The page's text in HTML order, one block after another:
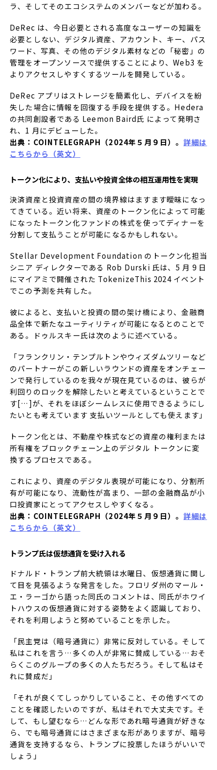
ラ、そしてそのエコシステムのメンバーなどが加わる。
DeRec は、今日必要とされる高度なユーザーの知識を
必要としない、デジタル資産、アカウント、キー、パス
ワード、写真、その他のデジタル素材などの「秘密」の
管理をオープンソースで提供することにより、Web3 を
よりアクセスしやすくするツールを開発している。
DeRec アプリはストレージを簡素化し、デバイスを紛
失した場合に情報を回復する手段を提供する。Hedera
の共同創設者である Leemon Baird氏 によって発明さ
れ、1 月にデビューした。
出典：COINTELEGRAPH（2024年５月９日）。 詳細は
こちらから（英文）
トークン化により、支払いや投資全体の相互運用性を実現
決済資産と投資資産の間の境界線はますます曖昧になっ
てきている。近い将来、資産のトークン化によって可能
になったトークン化ファンドの株式を使ってディナーを
分割して支払うことが可能になるかもしれない。
Stellar Development Foundation のトークン化担当
シニア ディレクターである Rob Durski 氏は、5 月 9 日
にマイアミで開催された TokenizeThis 2024 イベント
でこの予測を共有した。
彼によると、支払いと投資の間の架け橋により、金融商
品全体で新たなユーティリティが可能になるとのことで
ある。ドゥルスキー氏は次のように述べている。
「フランクリン・テンプルトンやウィズダムツリーなど
のパートナーがこの新しいラウンドの資産をオンチェー
ンで発行しているのを我々が現在見ているのは、彼らが
利回りのロックを解除したいと考えているということで
す[…]が、それをほぼシームレスに使用できるようにし
たいとも考えています 支払いツールとしても使えます」
トークン化とは、不動産や株式などの資産の権利または
所有権をブロックチェーン上のデジタル トークンに変
換するプロセスである。
これにより、資産のデジタル表現が可能になり、分割所
有が可能になり、流動性が高まり、一部の金融商品が小
口投資家にとってアクセスしやすくなる。
出典：COINTELEGRAPH（2024年５月９日）。 詳細は
こちらから（英文）
トランプ氏は仮想通貨を受け入れる
ドナルド・トランプ前大統領は水曜日、仮想通貨に関し
て目を見張るような発言をした。フロリダ州のマール・
エ・ラーゴから語った同氏のコメントは、同氏がホワイ
トハウスの仮想通貨に対する姿勢をよく認識しており、
それを利用しようと努めていることを示した。
「民主党は（暗号通貨に）非常に反対している。そして
私はこれを言う…多くの人が非常に賛成している…おそ
らくこのグループの多くの人たちだろう。そして私はそ
れに賛成だ」
「それが良くてしっかりしていること、その他すべての
ことを確認したいのですが、私はそれで大丈夫です。そ
して、もし望むなら…どんな形であれ暗号通貨が好きな
ら、でも暗号通貨にはさまざまな形がありますが、暗号
通貨を支持するなら、トランプに投票したほうがいいで
しょう」